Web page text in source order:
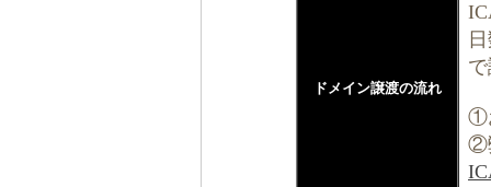
ドメイン譲渡の流れ
①
②